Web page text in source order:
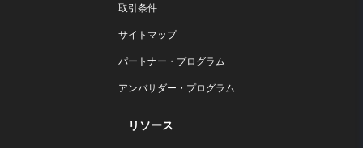
取引条件
サイトマップ
パートナー・プログラム
アンバサダー・プログラム
リソース